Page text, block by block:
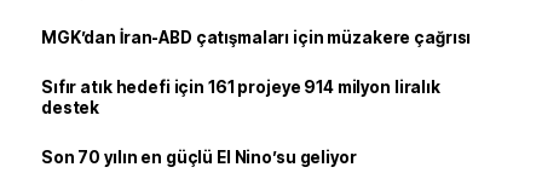
MGK’dan İran-ABD çatışmaları için müzakere çağrısı
Sıfır atık hedefi için 161 projeye 914 milyon liralık
destek
Son 70 yılın en güçlü El Nino’su geliyor